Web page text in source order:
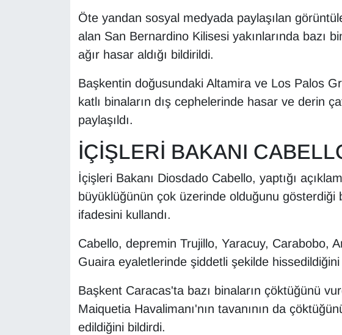
Öte yandan sosyal medyada paylaşılan
alan San Bernardino Kilisesi yakınlarında bazı
ağır hasar aldığı bildirildi.
Başkentin doğusundaki Altamira ve Los Palos
katlı binaların dış cephelerinde hasar ve derin
paylaşıldı.
İÇİŞLERİ BAKANI
İçişleri Bakanı Diosdado Cabello, yaptığı
büyüklüğünün çok üzerinde olduğunu
ifadesini kullandı.
Cabello, depremin Trujillo, Yaracuy, Carabobo,
Guaira eyaletlerinde şiddetli şekilde
Başkent Caracas'ta bazı binaların çöktüğünü
Maiquetia Havalimanı'nın tavanının da
edildiğini bildirdi.